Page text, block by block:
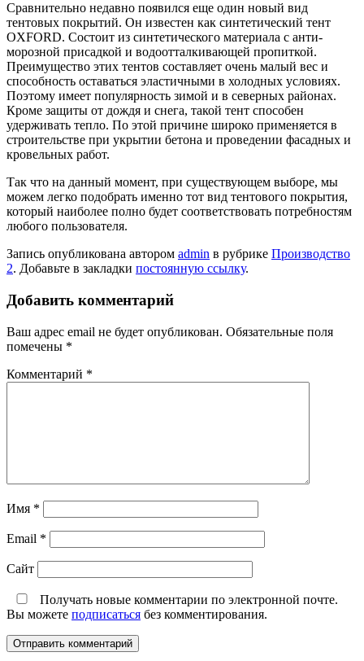
Сравнительно недавно появился еще один новый вид
тентовых покрытий. Он известен как синтетический тент
OXFORD. Состоит из синтетического материала с анти-
морозной присадкой и водоотталкивающей пропиткой.
Преимущество этих тентов составляет очень малый вес и
способность оставаться эластичными в холодных условиях.
Поэтому имеет популярность зимой и в северных районах.
Кроме защиты от дождя и снега, такой тент способен
удерживать тепло. По этой причине широко применяется в
строительстве при укрытии бетона и проведении фасадных и
кровельных работ.
Так что на данный момент, при существующем выборе, мы
можем легко подобрать именно тот вид тентового покрытия,
который наиболее полно будет соответствовать потребностям
любого пользователя.
Запись опубликована автором admin в рубрике Производство
2. Добавьте в закладки постоянную ссылку.
Добавить комментарий
Ваш адрес email не будет опубликован. Обязательные поля
помечены *
Комментарий *
Имя *
Email *
Сайт
Получать новые комментарии по электронной почте.
Вы можете подписаться без комментирования.